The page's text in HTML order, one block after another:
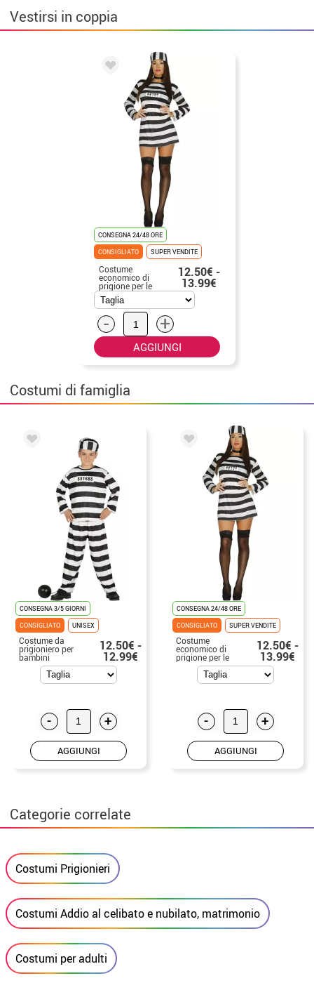
Vestirsi in coppia
CONSEGNA 24/48 ORE
CONSIGLIATO
SUPER VENDITE
Costume
economico di
prigione per le
donne
12.50€ -
13.99€
- +
AGGIUNGI
Costumi di famiglia
CONSEGNA 3/5 GIORNI
CONSIGLIATO
UNISEX
Costume da
prigioniero per
bambini
12.50€ -
12.99€
- +
AGGIUNGI
CONSEGNA 24/48 ORE
CONSIGLIATO
SUPER VENDITE
Costume
economico di
prigione per le
donne
12.50€ -
13.99€
- +
AGGIUNGI
Categorie correlate
Costumi Prigionieri
Costumi Addio al celibato e nubilato, matrimonio
Costumi per adulti